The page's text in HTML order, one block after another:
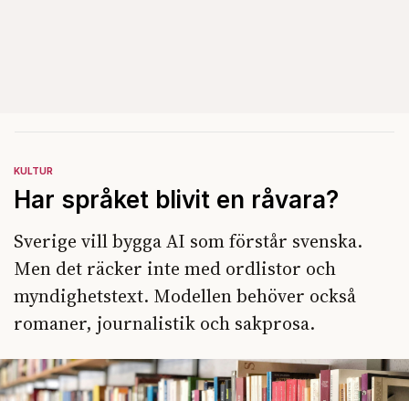
KULTUR
Har språket blivit en råvara?
Sverige vill bygga AI som förstår svenska.
Men det räcker inte med ordlistor och
myndighetstext. Modellen behöver också
romaner, journalistik och sakprosa.